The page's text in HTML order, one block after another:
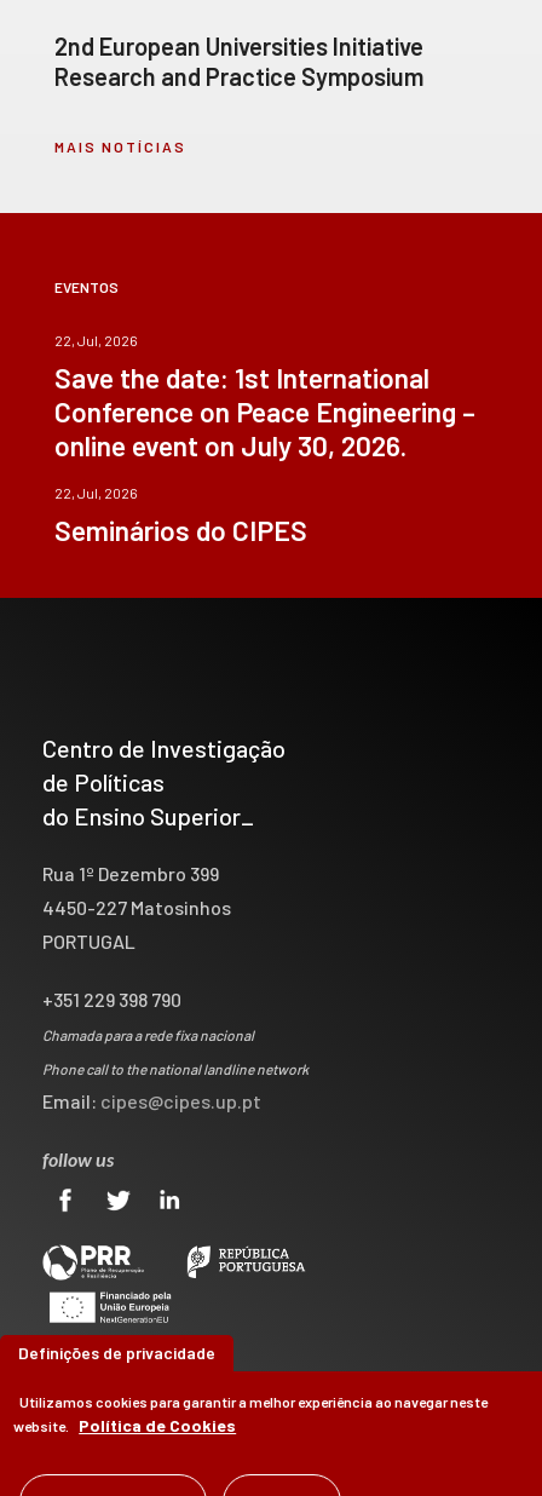
2nd European Universities Initiative
Research and Practice Symposium
MAIS NOTÍCIAS
EVENTOS
22, Jul, 2026
Save the date: 1st International
Conference on Peace Engineering –
online event on July 30, 2026.
22, Jul, 2026
Seminários do CIPES
Centro de Investigação
de Políticas
do Ensino Superior_
Rua 1º Dezembro 399
4450-227 Matosinhos
PORTUGAL
+351 229 398 790
Chamada para a rede fixa nacional
Phone call to the national landline network
Email: cipes@cipes.up.pt
follow us
Definições de privacidade
Utilizamos cookies para garantir a melhor experiência ao navegar neste
website.
Política de Cookies